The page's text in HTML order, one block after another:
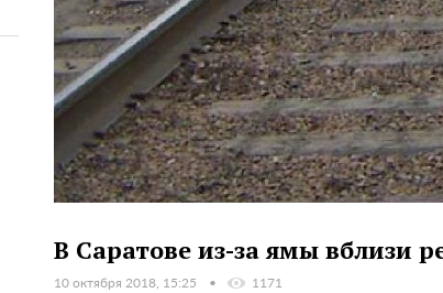
В Саратове из-за ямы вблизи
10 октября 2018, 15:25 1171